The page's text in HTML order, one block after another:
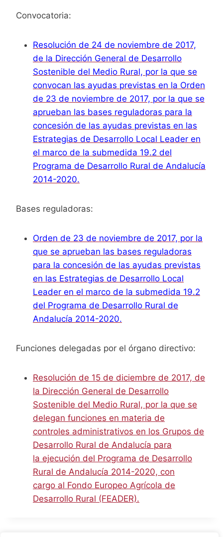
Convocatoria:
Resolución de 24 de noviembre de 2017,
de la Dirección General de Desarrollo
Sostenible del Medio Rural, por la que se
convocan las ayudas previstas en la Orden
de 23 de noviembre de 2017, por la que se
aprueban las bases reguladoras para la
concesión de las ayudas previstas en las
Estrategias de Desarrollo Local Leader en
el marco de la submedida 19.2 del
Programa de Desarrollo Rural de Andalucía
2014-2020.
Bases reguladoras:
Orden de 23 de noviembre de 2017, por la
que se aprueban las bases reguladoras
para la concesión de las ayudas previstas
en las Estrategias de Desarrollo Local
Leader en el marco de la submedida 19.2
del Programa de Desarrollo Rural de
Andalucía 2014-2020.
Funciones delegadas por el órgano directivo:
Resolución de 15 de diciembre de 2017, de
la Dirección General de Desarrollo
Sostenible del Medio Rural, por la que se
delegan funciones en materia de
controles administrativos en los Grupos de
Desarrollo Rural de Andalucía para
la ejecución del Programa de Desarrollo
Rural de Andalucía 2014-2020, con
cargo al Fondo Europeo Agrícola de
Desarrollo Rural (FEADER).